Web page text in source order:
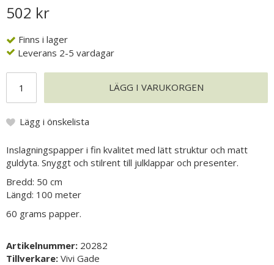
502 kr
Finns i lager
Leverans 2-5 vardagar
LÄGG I VARUKORGEN
Lägg i önskelista
Inslagningspapper i fin kvalitet med lätt struktur och matt
guldyta. Snyggt och stilrent till julklappar och presenter.
Bredd: 50 cm
Längd: 100 meter
60 grams papper.
Artikelnummer: 20282
Tillverkare: Vivi Gade